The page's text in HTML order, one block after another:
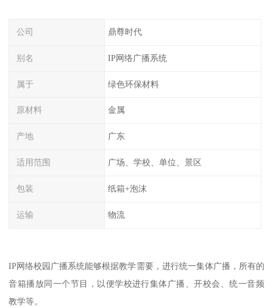
公司 鼎尊时代
别名 IP网络广播系统
属于 绿色环保材料
原材料 金属
产地 广东
适用范围 广场、学校、单位、景区
包装 纸箱+泡沫
运输 物流
IP网络校园广播系统能够根据教学需要，进行统一集体广播，所有的
音箱播放同一个节目，以便学校进行集体广播、开校会、统一音频
教学等。